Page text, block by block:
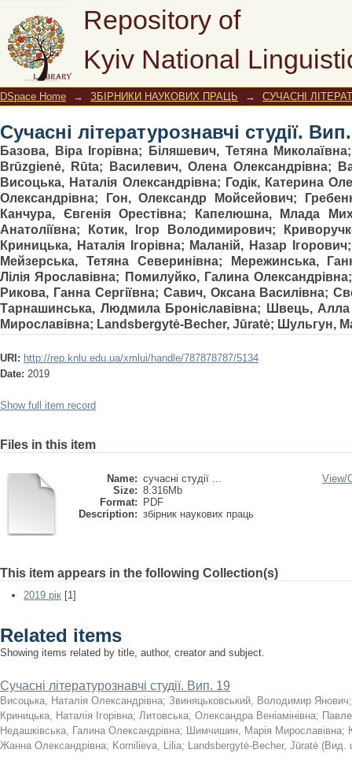
Repository of
Kyiv National
Сучасні літературознавчі студії.
DSpace Home → ЗБІРНИКИ НАУКОВИХ ПРАЦЬ → СУЧАСНІ
Сучасні літературознавчі студії.
Базова, Віра Ігорівна; Біляшевич, Тетяна Миколаївна
Brūzgienė, Rūta; Василевич, Олена Олександрівна;
Висоцька, Наталія Олександрівна; Годік, Катерина
Олександрівна; Гон, Олександр Мойсейович;
Канчура, Євгенія Орестівна;
Капелюшна, Млада
Анатоліївна; Котик, Ігор Володимирович;
Криницька, Наталія Ігорівна; Маланій, Назар Ігорович
Мейзерська, Тетяна Северинівна;
Мережинська,
Лілія Ярославівна; Помилуйко, Галина Олександрівна
Рикова, Ганна Сергіївна; Савич, Оксана Василівна;
Тарнашинська, Людмила Броніславівна;
Швець, Алла
Мирославівна; Landsbergytė-Becher, Jūratė; Шульгун,
URI: http://rep.knlu.edu.ua/xmlui/handle/787878787/5134
Date: 2019
Show full item record
Files in this item
Name: сучасні студії ...
Size: 8.316Mb
Format:
PDF
Description: збірник наукових праць
View/
This item appears in the following Collection(s)
2019 рік [1]
Related items
Showing items related by title, author, creator and subject.
Сучасні літературознавчі студії. Вип. 19
Висоцька, Наталія Олександрівна; Звиняцьковський, Володимир Янович
Криницька, Наталія Ігорівна; Литовська, Олександра Веніамінівна;
Недашківська, Галина Олександрівна; Шимчишин, Марія Мирославівна;
Жанна Олександрівна; Kornilieva, Lilia; Landsbergytė-Becher, Jūratė (Вид.